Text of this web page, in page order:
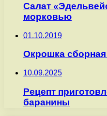
Салат
морковью
01.10.2019
Окрошка
10.09.2025
Рецепт
баранины